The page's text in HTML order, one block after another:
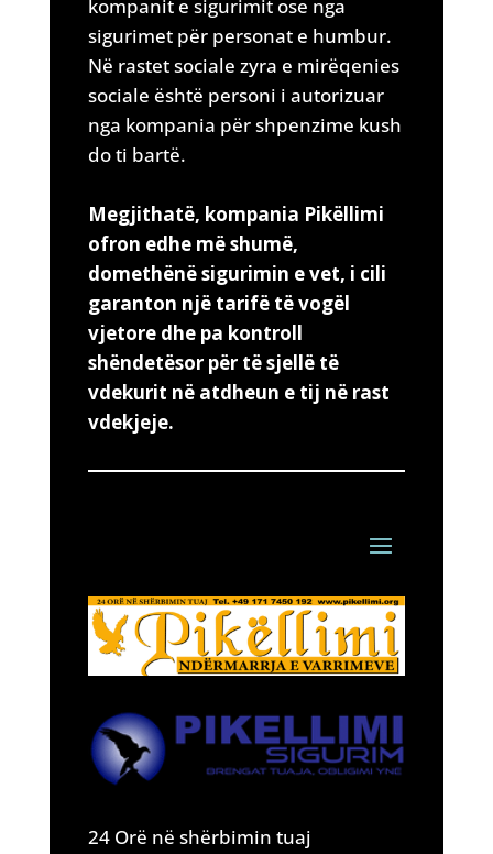
kompanit e sigurimit ose nga
sigurimet për personat e humbur.
Në rastet sociale zyra e mirëqenies
sociale është personi i autorizuar
nga kompania për shpenzime kush
do ti bartë.
Megjithatë, kompania Pikëllimi
ofron edhe më shumë,
domethënë sigurimin e vet, i cili
garanton një tarifë të vogël
vjetore dhe pa kontroll
shëndetësor për të sjellë të
vdekurit në atdheun e tij në rast
vdekjeje.
24 Orë në shërbimin tuaj